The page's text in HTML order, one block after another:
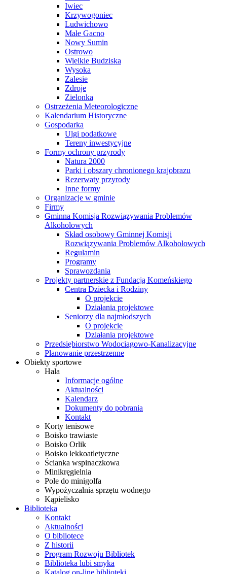
Iwiec
Krzywogoniec
Ludwichowo
Małe Gacno
Nowy Sumin
Ostrowo
Wielkie Budziska
Wysoka
Zalesie
Zdroje
Zielonka
Ostrzeżenia Meteorologiczne
Kalendarium Historyczne
Gospodarka
Ulgi podatkowe
Tereny inwestycyjne
Formy ochrony przyrody
Natura 2000
Parki i obszary chronionego krajobrazu
Rezerwaty przyrody
Inne formy
Organizacje w gminie
Firmy
Gminna Komisja Rozwiązywania Problemów
Alkoholowych
Skład osobowy Gminnej Komisji
Rozwiązywania Problemów Alkoholowych
Regulamin
Programy
Sprawozdania
Projekty partnerskie z Fundacją Komeńskiego
Centra Dziecka i Rodziny
O projekcie
Działania projektowe
Seniorzy dla najmłodszych
O projekcie
Działania projektowe
Przedsiębiorstwo Wodociągowo-Kanalizacyjne
Planowanie przestrzenne
Obiekty sportowe
Hala
Informacje ogólne
Aktualności
Kalendarz
Dokumenty do pobrania
Kontakt
Korty tenisowe
Boisko trawiaste
Boisko Orlik
Boisko lekkoatletyczne
Ścianka wspinaczkowa
Minikręgielnia
Pole do minigolfa
Wypożyczalnia sprzętu wodnego
Kąpielisko
Biblioteka
Kontakt
Aktualności
O bibliotece
Z historii
Program Rozwoju Bibliotek
Biblioteka lubi smyka
Katalog on-line biblioteki